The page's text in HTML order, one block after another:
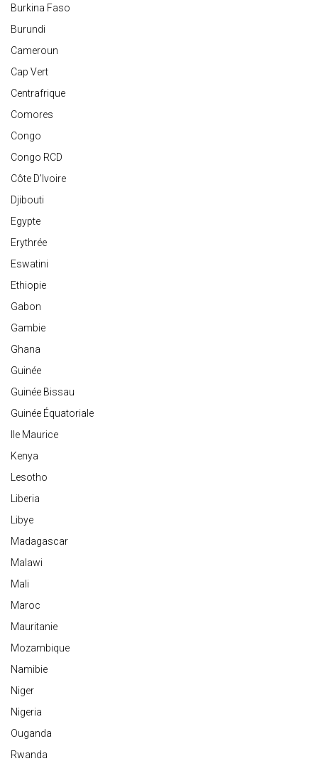
Burkina Faso
Burundi
Cameroun
Cap Vert
Centrafrique
Comores
Congo
Congo RCD
Côte D'Ivoire
Djibouti
Egypte
Erythrée
Eswatini
Ethiopie
Gabon
Gambie
Ghana
Guinée
Guinée Bissau
Guinée Équatoriale
Ile Maurice
Kenya
Lesotho
Liberia
Libye
Madagascar
Malawi
Mali
Maroc
Mauritanie
Mozambique
Namibie
Niger
Nigeria
Ouganda
Rwanda